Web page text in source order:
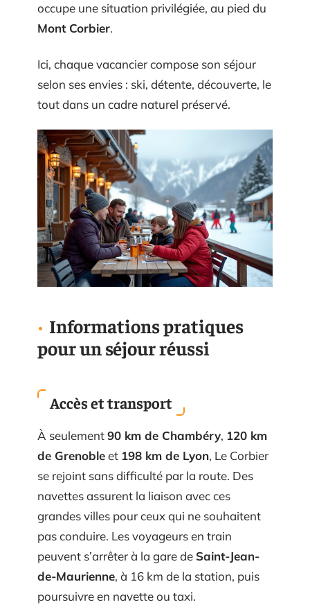
occupe une situation privilégiée, au pied du
Mont Corbier.
Ici, chaque vacancier compose son séjour
selon ses envies : ski, détente, découverte, le
tout dans un cadre naturel préservé.
Informations pratiques
pour un séjour réussi
Accès et transport
À seulement90 km de Chambéry, 120 km
de Grenobleet 198 km de Lyon, Le Corbier
se rejoint sans difficulté par la route. Des
navettes assurent la liaison avec ces
grandes villes pour ceux qui ne souhaitent
pas conduire. Les voyageurs en train
peuvent s’arrêter à la gare de Saint-Jean-
de-Maurienne, à 16 km de la station, puis
poursuivre en navette ou taxi.